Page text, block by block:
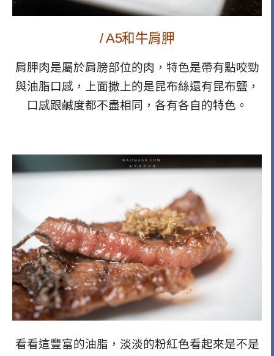
/ A5和牛肩胛
肩胛肉是屬於肩膀部位的肉，特色是帶有點咬勁
與油脂口感，上面撒上的是昆布絲還有昆布鹽，
口感跟鹹度都不盡相同，各有各自的特色。
看看這豐富的油脂，淡淡的粉紅色看起來是不是